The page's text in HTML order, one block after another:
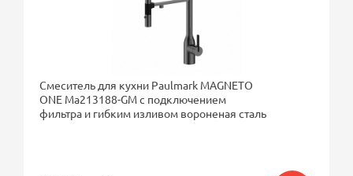
Смеситель для кухни Paulmark MAGNETO
ONE Ma213188-GM с подключением
фильтра и гибким изливом вороненая сталь